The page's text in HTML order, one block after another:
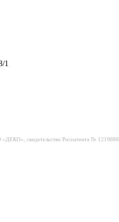
1
свидетельство Роспатента № 1219888